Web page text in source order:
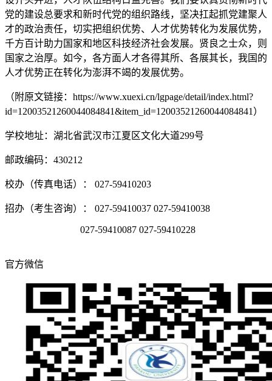
党的建设总要求和新时代党的组织路线，坚决扛起抓党建聚人
才的政治责任，切实把组织优势、人才优势转化为发展优势，
千方百计助力国家和地区科技经济社会发展。贤良之士众，则
国家之治厚。如今，各方面人才各得其所、各展其长，我国的
人才优势正在转化为澎湃不竭的发展优势。
（附原文链接：https://www.xuexi.cn/lgpage/detail/index.html?
id=12003521260044084841&item_id=12003521260044084841）
学校地址：湖北省武汉市江夏区文化大道299号
邮政编码：430212
校办（传真电话）： 027-59410203
招办（考生咨询）： 027-59410037 027-59410038
027-59410087 027-59410228
官方微信